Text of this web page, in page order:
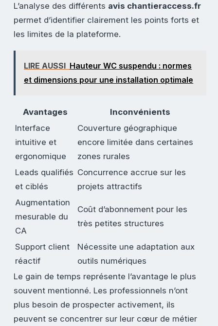
L’analyse des différents avis chantieraccess.fr
permet d’identifier clairement les points forts et
les limites de la plateforme.
LIRE AUSSI Hauteur WC suspendu : normes
et dimensions pour une installation optimale
Avantages
Inconvénients
Interface
intuitive et
ergonomique
Couverture géographique
encore limitée dans certaines
zones rurales
Leads qualifiés
et ciblés
Concurrence accrue sur les
projets attractifs
Augmentation
mesurable du
CA
Coût d’abonnement pour les
très petites structures
Support client
réactif
Nécessite une adaptation aux
outils numériques
Le gain de temps représente l’avantage le plus
souvent mentionné. Les professionnels n’ont
plus besoin de prospecter activement, ils
peuvent se concentrer sur leur cœur de métier